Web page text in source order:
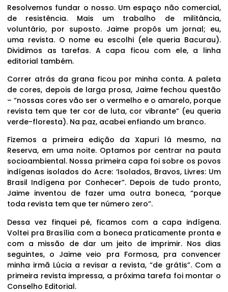
Resolvemos fundar o nosso. Um espaço não comercial,
de resistência. Mais um trabalho de militância,
voluntário, por suposto. Jaime propôs um jornal; eu,
uma revista. O nome eu escolhi (ele queria Bacurau).
Dividimos as tarefas. A capa ficou com ele, a linha
editorial também.
Correr atrás da grana ficou por minha conta. A paleta
de cores, depois de larga prosa, Jaime fechou questão
– “nossas cores vão ser o vermelho e o amarelo, porque
revista tem que ter cor de luta, cor vibrante” (eu queria
verde-floresta). Na paz, acabei enfiando um branco.
Fizemos a primeira edição da Xapuri lá mesmo, na
Reserva, em uma noite. Optamos por centrar na pauta
socioambiental. Nossa primeira capa foi sobre os povos
indígenas isolados do Acre: ‘Isolados, Bravos, Livres: Um
Brasil Indígena por Conhecer”. Depois de tudo pronto,
Jaime inventou de fazer uma outra boneca, “porque
toda revista tem que ter número zero”.
Dessa vez finquei pé, ficamos com a capa indígena.
Voltei pra Brasília com a boneca praticamente pronta e
com a missão de dar um jeito de imprimir. Nos dias
seguintes, o Jaime veio pra Formosa, pra convencer
minha irmã Lúcia a revisar a revista, “de grátis”. Com a
primeira revista impressa, a próxima tarefa foi montar o
Conselho Editorial.